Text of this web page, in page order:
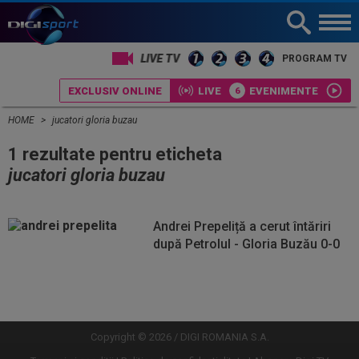
LIVE TV PROGRAM TV
EXCLUSIV ONLINE LIVE EVENIMENTE
HOME jucatori gloria buzau
1 rezultate pentru eticheta
jucatori gloria buzau
Andrei Prepeliță a cerut întăriri
după Petrolul - Gloria Buzău 0-0
mai
mai
Copyright © 2026 / DIGI ROMANIA S.A.